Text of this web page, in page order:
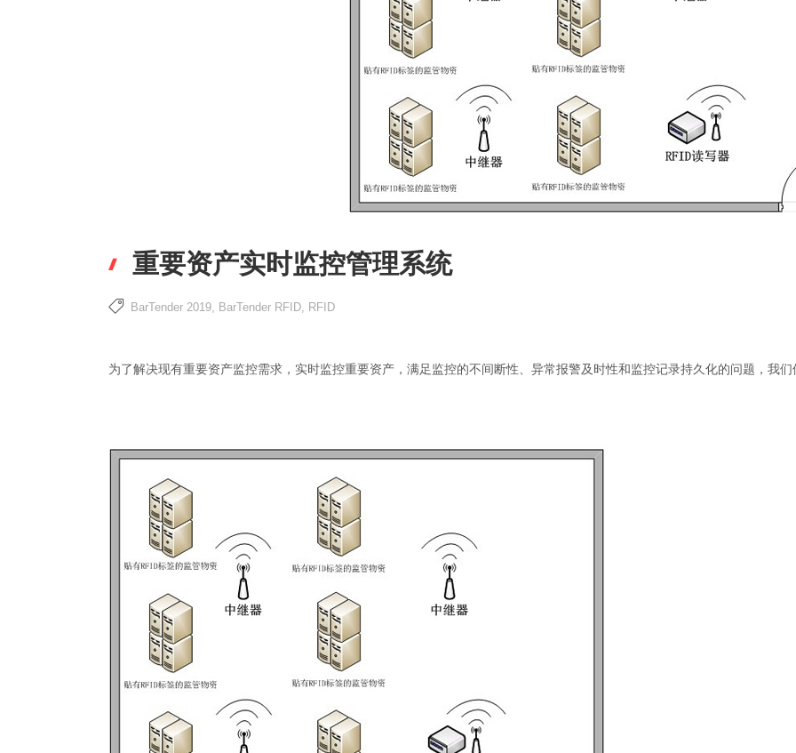
重要资产实时监控管理系统
BarTender 2019, BarTender RFID, RFID
为了解决现有重要资产监控需求，实时监控重要资产，满足监控的不间断性、异常报警及时性和监控记录持久化的问题，我们